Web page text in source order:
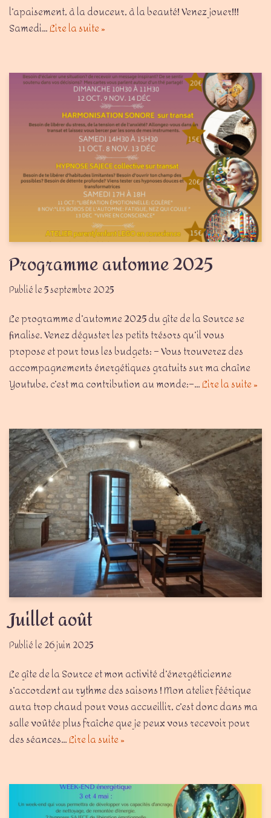
l’apaisement, à la douceur, à la beauté! Venez jouer!!!
Samedi…Lire la suite »
Programme automne 2025
5 septembre 2025
Le programme d’automne 2025 du gîte de la Source se
finalise. Venez déguster les petits trésors qu’il vous
propose et pour tous les budgets: – Vous trouverez des
accompagnements énergétiques gratuits sur ma chaîne
Youtube, c’est ma contribution au monde:–…Lire la suite »
Juillet août
26 juin 2025
Le gîte de la Source et mon activité d’énergéticienne
s’accordent au rythme des saisons ! Mon atelier féérique
aura trop chaud pour vous accueillir, c’est donc dans ma
salle voûtée plus fraîche que je peux vous recevoir pour
des séances…Lire la suite »